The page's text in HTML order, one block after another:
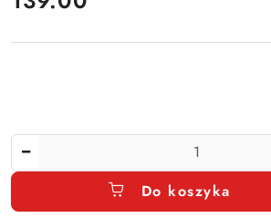
Do koszyka